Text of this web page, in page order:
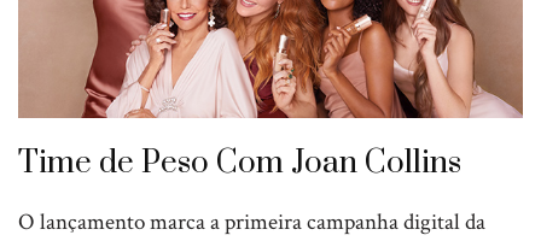
Time de Peso Com Joan Collins
O lançamento marca a primeira campanha digital da